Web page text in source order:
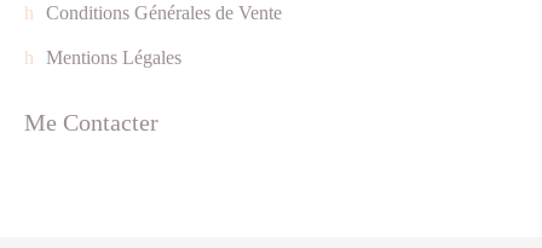
Conditions Générales de Vente
Mentions Légales
Me Contacter